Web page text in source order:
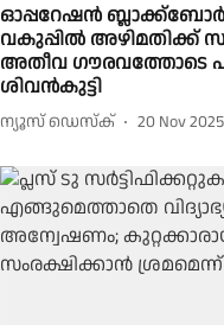
ഓപ്പറേഷൻ
വകുപ്പിൽ അഴിമതിക്ക്
അതീവ ഗൗരവത്തോടെ
ശിവൻകുട്ടി
ന്യൂസ് ഡെസ്ക് 20 Nov 2025